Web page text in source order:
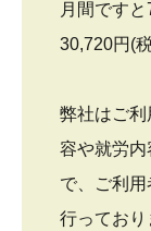
月間です
30,720円(
弊社はご
容や就労内
で、ご利
行っており